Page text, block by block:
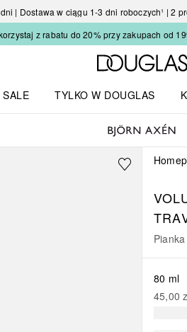
| Dostawa w ciągu 1-3 dni roboczych¹ | 2
z rabatu do 20% przy zakupach od
SALE
TYLKO W DOUGLAS
80 ml
45,00